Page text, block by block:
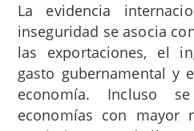
La evidencia
inseguridad se asocia
las exportaciones, el
gasto gubernamental y
economía. Incluso
economías con mayor